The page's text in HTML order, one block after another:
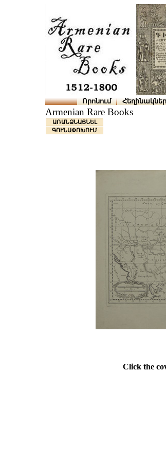
Որոնում Հեղինակներ
Armenian Rare Books
ԱՌԱՆՁՆԱՑՆԵԼ
ԳՈՒՆԱՓՈԽՈՒՄ
Click the